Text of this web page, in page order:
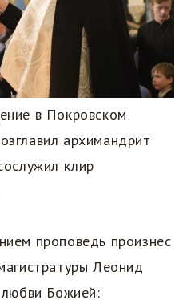
в Покровском
архимандрит
клир
проповедь произнес
Леонид
Божией: